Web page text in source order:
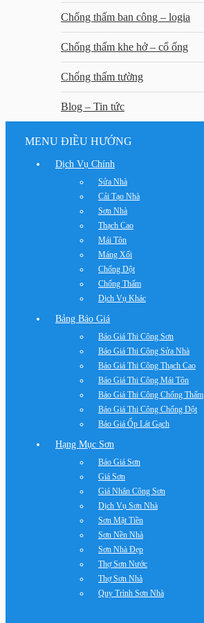
Chống thấm ban công – logia
Chống thấm khe hở – cổ ống
Chống thấm tường
Blog – Tin tức
MENU ĐIỀU HƯỚNG
Dịch Vụ Chính
Sửa Nhà
Cải Tạo Nhà
Sơn Nhà
Thạch Cao
Mái Tôn
Máng Xối
Chống Dột
Chống Thấm
Dịch Vụ Khác
Bảng Báo Giá
Báo Giá Thi Công Sơn
Báo Giá Thi Công Sửa Nhà
Báo Giá Thi Công Thạch Cao
Báo Giá Thi Công Mái Tôn
Báo Giá Thi Công Chống Thấm
Báo Giá Thi Công Chống Dột
Báo Giá Ốp Lát Gạch
Hạng Mục Sơn
Báo Giá Sơn
Giá Sơn
Giá Nhân Công Sơn
Dịch Vụ Sơn Nhà
Sơn Mặt Tiền
Sơn Nền Nhà
Sơn Nhà Đẹp
Thợ Sơn Nước
Thợ Sơn Nhà
Quy Trình Sơn Nhà